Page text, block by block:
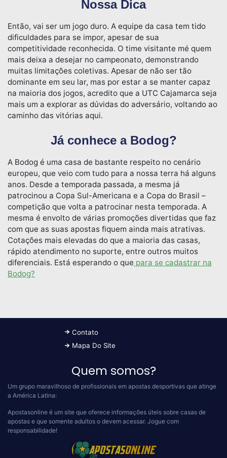
Nossa Dica
Então, vai ser um jogo duro. A equipe da casa tem tido
dificuldades para se impor, apesar de sua
competitividade reconhecida. O time visitante mé quem
mais deixa a desejar no campeonato, demonstrando
muitas limitações coletivas. Apesar de não ser tão
dominante em seu lar, mas por estar a se manter capaz
na maioria dos jogos, acredito que a UTC Cajamarca seja
mais um a explorar as dúvidas do adversário, voltando ao
caminho das vitórias aqui.
Já conhece a Bodog?
A Bodog é uma casa de bastante respeito no cenário
europeu, que veio com tudo para a nossa terra há alguns
anos. Desde a temporada passada, a mesma já
patrocinou a Copa Sul-Americana e a Copa do Brasil –
competição que volta a patrocinar nesta temporada. A
mesma é envolto de várias promoções divertidas que faz
com que as suas apostas fiquem ainda mais atrativas.
Cotações mais elevadas do que a maioria das casas,
rápido atendimento no suporte, entre outros muitos
diferenciais. Está esperando o que para se cadastrar na
Bodog?
Contato
Mapa Do Site
Quem somos?
Um grupo maravilhoso de profissionais em apostas desportivas que atinge
a América Latina:
Apostasonline é um site que oferece informações úteis sobre casas de
apostas e que somente adultos o devem acessar. Jogue com
responsabilidade!